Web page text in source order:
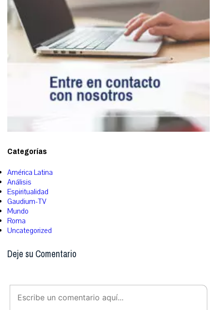
Categorías
América Latina
Análisis
Espiritualidad
Gaudium-TV
Mundo
Roma
Uncategorized
Deje su Comentario